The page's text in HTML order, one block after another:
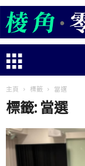
主頁 標籤 當選
標籤: 當選